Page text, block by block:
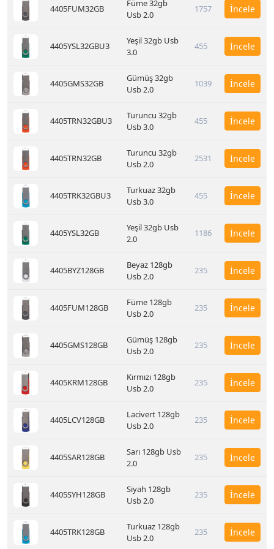
4405FUM32GB
Füme 32gb
Usb 2.0
1757 İncele
4405YSL32GBU3
Yeşil 32gb Usb
3.0
455 İncele
4405GMS32GB
Gümüş 32gb
Usb 2.0
1039 İncele
4405TRN32GBU3
Turuncu 32gb
Usb 3.0
455 İncele
4405TRN32GB
Turuncu 32gb
Usb 2.0
2531 İncele
4405TRK32GBU3
Turkuaz 32gb
Usb 3.0
455 İncele
4405YSL32GB
Yeşil 32gb Usb
2.0
1186 İncele
4405BYZ128GB
Beyaz 128gb
Usb 2.0
235 İncele
4405FUM128GB
Füme 128gb
Usb 2.0
235 İncele
4405GMS128GB
Gümüş 128gb
Usb 2.0
235 İncele
4405KRM128GB
Kırmızı 128gb
Usb 2.0
235 İncele
4405LCV128GB
Lacivert 128gb
Usb 2.0
235 İncele
4405SAR128GB
Sarı 128gb Usb
2.0
235 İncele
4405SYH128GB
Siyah 128gb
Usb 2.0
235 İncele
4405TRK128GB
Turkuaz 128gb
Usb 2.0
235 İncele